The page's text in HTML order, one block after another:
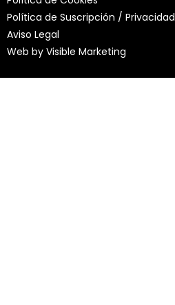
Política de Suscripción / Privacidad
Aviso Legal
Web by Visible Marketing